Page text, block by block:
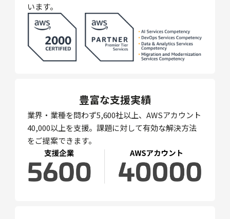
います。
豊富な支援実績
業界・業種を問わず5,600社以上、AWSアカウント
40,000以上を支援。課題に対して有効な解決方法
をご提案できます。